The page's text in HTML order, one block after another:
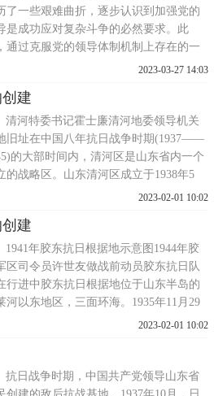
将力戒浪费，严惩
了一些艰难曲折，逐步认识到加强党的
是成功应对复杂斗争的必然要求。此
通过克服党的领导体制机制上存在的一
误倾向，山东抗日根据地最终成长为受
基地。从共同建立山东抗日根据地到创
独的根据地。1938年5月，徐州失守，山
境沦为敌后，中共山
2023-03-27 14:03
建
清河特委书记霍士廉清河地委领导机关
旧址在中国八年抗日战争时期(1937——
的大部时间内，清河区是山东省内一个
的战略区。山东清河区成立于1938年5
它的前身是鲁东工委所辖地区，包括小
同年10月，根据战争形势的需要，苏鲁
区省委(由山东省委扩建)决定，以胶济
为界，北至黄河，西
2023-02-01 10:02
建
1941年胶东抗日根据地示意图1944年胶
区司令员许世友做战前动员胶东抗日队
行进中胶东抗日根据地位于山东半岛的
河以东地区，三面环海。1935年11月29
中共胶东特委遵照山东省委的指示，在
农历十一月初四，史称一一·四暴动，暴
伍的番号为中国工农红军胶东游击队。
失败后，三大队大队长
2023-02-01 10:02
抗日战争时期，中国共产党领导山东省